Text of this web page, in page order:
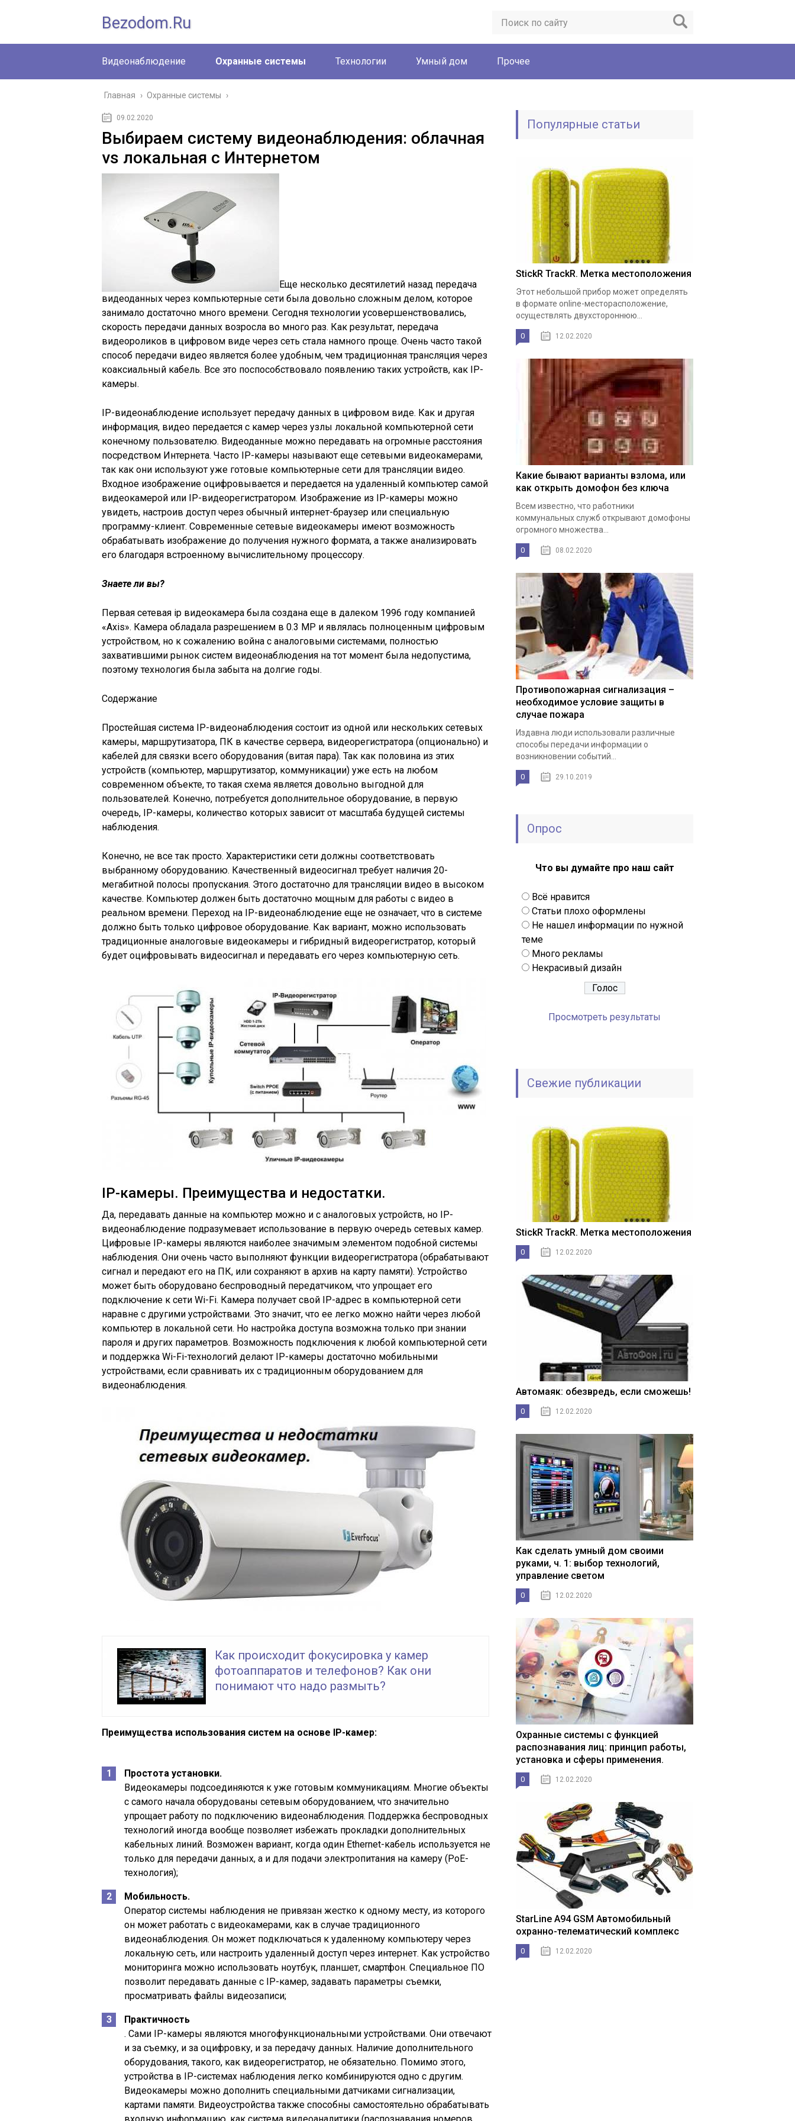
Bezodom.ru
Видеонаблюдение Охранные системы Технологии Умный дом Прочее
Главная › Охранные системы ›
09.02.2020
Выбираем систему видеонаблюдения: облачная
vs локальная с Интернетом
Еще несколько десятилетий назад передача
видеоданных через компьютерные сети была довольно сложным делом, которое
занимало достаточно много времени. Сегодня технологии усовершенствовались,
скорость передачи данных возросла во много раз. Как результат, передача
видеороликов в цифровом виде через сеть стала намного проще. Очень часто такой
способ передачи видео является более удобным, чем традиционная трансляция через
коаксиальный кабель. Все это поспособствовало появлению таких устройств, как IP-
камеры.
IP-видеонаблюдение использует передачу данных в цифровом виде. Как и другая
информация, видео передается с камер через узлы локальной компьютерной сети
конечному пользователю. Видеоданные можно передавать на огромные расстояния
посредством Интернета. Часто IP-камеры называют еще сетевыми видеокамерами,
так как они используют уже готовые компьютерные сети для трансляции видео.
Входное изображение оцифровывается и передается на удаленный компьютер самой
видеокамерой или IP-видеорегистратором. Изображение из IP-камеры можно
увидеть, настроив доступ через обычный интернет-браузер или специальную
программу-клиент. Современные сетевые видеокамеры имеют возможность
обрабатывать изображение до получения нужного формата, а также анализировать
его благодаря встроенному вычислительному процессору.
Знаете ли вы?
Первая сетевая ip видеокамера была создана еще в далеком 1996 году компанией
«Axis». Камера обладала разрешением в 0.3 MP и являлась полноценным цифровым
устройством, но к сожалению война с аналоговыми системами, полностью
захватившими рынок систем видеонаблюдения на тот момент была недопустима,
поэтому технология была забыта на долгие годы.
Содержание
Простейшая система IP-видеонаблюдения состоит из одной или нескольких сетевых
камеры, маршрутизатора, ПК в качестве сервера, видеорегистратора (опционально) и
кабелей для связки всего оборудования (витая пара). Так как половина из этих
устройств (компьютер, маршрутизатор, коммуникации) уже есть на любом
современном объекте, то такая схема является довольно выгодной для
пользователей. Конечно, потребуется дополнительное оборудование, в первую
очередь, IP-камеры, количество которых зависит от масштаба будущей системы
наблюдения.
Конечно, не все так просто. Характеристики сети должны соответствовать
выбранному оборудованию. Качественный видеосигнал требует наличия 20-
мегабитной полосы пропускания. Этого достаточно для трансляции видео в высоком
качестве. Компьютер должен быть достаточно мощным для работы с видео в
реальном времени. Переход на IP-видеонаблюдение еще не означает, что в системе
должно быть только цифровое оборудование. Как вариант, можно использовать
традиционные аналоговые видеокамеры и гибридный видеорегистратор, который
будет оцифровывать видеосигнал и передавать его через компьютерную сеть.
IP-камеры. Преимущества и недостатки.
Да, передавать данные на компьютер можно и с аналоговых устройств, но IP-
видеонаблюдение подразумевает использование в первую очередь сетевых камер.
Цифровые IP-камеры являются наиболее значимым элементом подобной системы
наблюдения. Они очень часто выполняют функции видеорегистратора (обрабатывают
сигнал и передают его на ПК, или сохраняют в архив на карту памяти). Устройство
может быть оборудовано беспроводный передатчиком, что упрощает его
подключение к сети Wi-Fi. Камера получает свой IP-адрес в компьютерной сети
наравне с другими устройствами. Это значит, что ее легко можно найти через любой
компьютер в локальной сети. Но настройка доступа возможна только при знании
пароля и других параметров. Возможность подключения к любой компьютерной сети
и поддержка Wi-Fi-технологий делают IP-камеры достаточно мобильными
устройствами, если сравнивать их с традиционным оборудованием для
видеонаблюдения.
Как происходит фокусировка у камер
фотоаппаратов и телефонов? Как они
понимают что надо размыть?
Преимущества использования систем на основе IP-камер:
Простота установки.
Видеокамеры подсоединяются к уже готовым коммуникациям. Многие объекты
с самого начала оборудованы сетевым оборудованием, что значительно
упрощает работу по подключению видеонаблюдения. Поддержка беспроводных
технологий иногда вообще позволяет избежать прокладки дополнительных
кабельных линий. Возможен вариант, когда один Ethernet-кабель используется не
только для передачи данных, а и для подачи электропитания на камеру (PoE-
технология);
Мобильность.
Оператор системы наблюдения не привязан жестко к одному месту, из которого
он может работать с видеокамерами, как в случае традиционного
видеонаблюдения. Он может подключаться к удаленному компьютеру через
локальную сеть, или настроить удаленный доступ через интернет. Как устройство
мониторинга можно использовать ноутбук, планшет, смартфон. Специальное ПО
позволит передавать данные с IP-камер, задавать параметры съемки,
просматривать файлы видеозаписи;
Практичность
. Сами IP-камеры являются многофункциональными устройствами. Они отвечают
и за съемку, и за оцифровку, и за передачу данных. Наличие дополнительного
оборудования, такого, как видеорегистратор, не обязательно. Помимо этого,
устройства в IP-системах наблюдения легко комбинируются одно с другим.
Видеокамеры можно дополнить специальными датчиками сигнализации,
картами памяти. Видеоустройства также способны самостоятельно обрабатывать
Популярные статьи
StickR TrackR. Метка местоположения
Этот небольшой прибор может определять
в формате online-месторасположение,
осуществлять двухстороннюю...
0 12.02.2020
Какие бывают варианты взлома, или
как открыть домофон без ключа
Всем известно, что работники
коммунальных служб открывают домофоны
огромного множества...
0 08.02.2020
Противопожарная сигнализация –
необходимое условие защиты в
случае пожара
Издавна люди использовали различные
способы передачи информации о
возникновении событий...
0 29.10.2019
Опрос
Что вы думайте про наш сайт
Всё нравится
Статьи плохо оформлены
Не нашел информации по нужной
теме
Много рекламы
Некрасивый дизайн
Просмотреть результаты
Свежие публикации
StickR TrackR. Метка местоположения
0 12.02.2020
Автомаяк: обезвредь, если сможешь!
0 12.02.2020
Как сделать умный дом своими
руками, ч. 1: выбор технологий,
управление светом
0 12.02.2020
Охранные системы с функцией
распознавания лиц: принцип работы,
установка и сферы применения.
0 12.02.2020
StarLine A94 GSM Автомобильный
охранно-телематический комплекс
0 12.02.2020